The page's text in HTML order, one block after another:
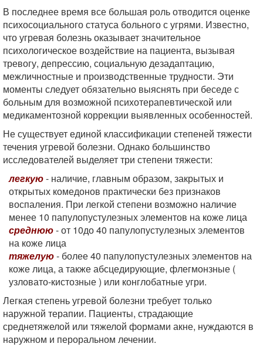
В последнее время все большая роль отводится оценке
психосоциального статуса больного с угрями. Известно,
что угревая болезнь оказывает значительное
психологическое воздействие на пациента, вызывая
тревогу, депрессию, социальную дезадаптацию,
межличностные и производственные трудности. Эти
моменты следует обязательно выяснять при беседе с
больным для возможной психотерапевтической или
медикаментозной коррекции выявленных особенностей.
Не существует единой классификации степеней тяжести
течения угревой болезни. Однако большинство
исследователей выделяет три степени тяжести:
легкую- наличие, главным образом, закрытых и
открытых комедонов практически без признаков
воспаления. При легкой степени возможно наличие
менее 10 папулопустулезных элементов на коже лица
среднюю- от 10до 40 папулопустулезных элементов
на коже лица
тяжелую- более 40 папулопустулезных элементов на
коже лица, а также абсцедирующие, флегмонзные (
узловато-кистозные ) или конглобатные угри.
Легкая степень угревой болезни требует только
наружной терапии. Пациенты, страдающие
среднетяжелой или тяжелой формами акне, нуждаются в
наружном и пероральном лечении.